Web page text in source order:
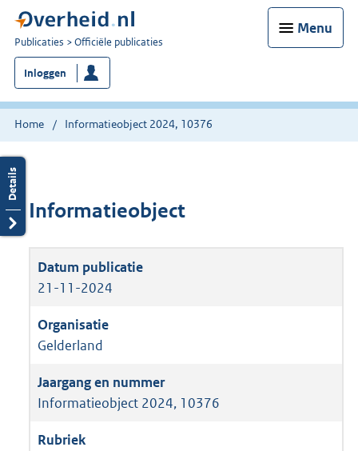
Menu
U
bent
nu
hier:
Publicaties Officiële publicaties
Inloggen
Home Informatieobject 2024, 10376
Informatieobject
21-11-2024
Gelderland
Informatieobject 2024, 10376